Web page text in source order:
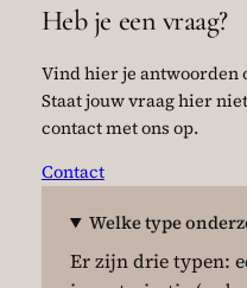
Heb je een vraag?
Vind hier je antwoorden
Staat jouw vraag hier
contact met ons op.
Contact
Welke type
Er zijn drie typen: